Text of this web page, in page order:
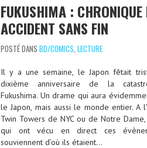
FUKUSHIMA : CHRONIQUE
ACCIDENT SANS FIN
POSTÉ DANS BD/COMICS, LECTURE
Il y a une semaine, le Japon fêtait
dixième anniversaire de la
Fukushima. Un drame qui aura
le Japon, mais aussi le monde entier. A
Twin Towers de NYC ou de Notre
qui ont vécu en direct ces
souviennent d’où ils étaient…